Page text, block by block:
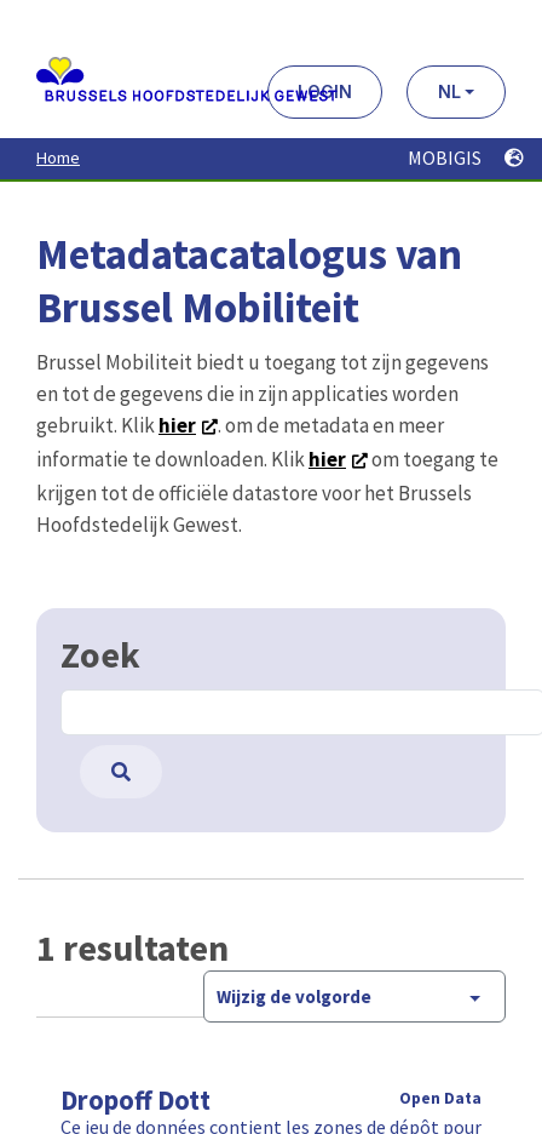
contenu
principal
LOGIN NL
Home MOBIGIS
Metadatacatalogus van
Brussel Mobiliteit
Brussel Mobiliteit biedt u toegang tot zijn gegevens
en tot de gegevens die in zijn applicaties worden
gebruikt. Klikhier
. om de metadata en meer
informatie te downloaden. Klikhier
om toegang te
krijgen tot de officiële datastore voor het Brussels
Hoofdstedelijk Gewest.
Zoek
1 resultaten
Wijzig de volgorde
Dropoff Dott Open Data
Ce jeu de données contient les zones de dépôt pour